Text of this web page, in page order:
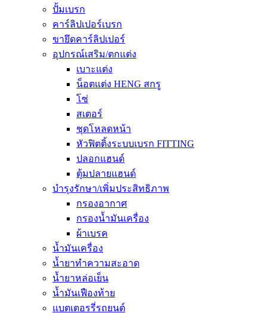
ปั้มเบรก
คาร์ลิปเปอร์เบรก
ขายึดคาร์ลิปเปอร์
อุปกรณ์เสริม/ตกแต่ง
เบาะแต่ง
น็อตแต่ง HENG สกรู
โซ่
สเตอร์
ชุดโหลดหน้า
หัวฟิตติ้งระบบเบรก FITTING
ปลอกแฮนด์
ตุ้มปลายแฮนด์
บำรุงรักษา/เพิ่มประสิทธิภาพ
กรองอากาศ
กรองน้ำมันเครื่อง
ผ้าเบรค
น้ำมันเครื่อง
น้ำยาทำความสะอาด
น้ำยาหล่อเย็น
น้ำมันเฟืองท้าย
แบตเตอรรี่รถยนต์